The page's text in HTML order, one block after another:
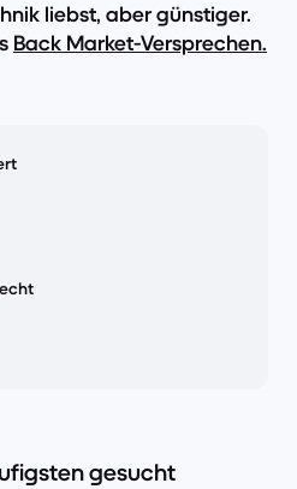
liebst, aber günstiger.
Back Market-Versprechen.
gesucht